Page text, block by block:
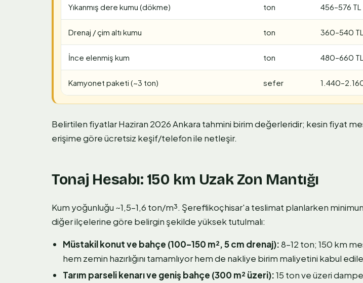
Yıkanmış dere kumu (dökme) ton 456–576 TL
Drenaj / çim altı kumu ton 360–540 TL
İnce elenmiş kum ton 480–660 TL
Kamyonet paketi (~3 ton) sefer
Belirtilen fiyatlar Haziran 2026 Ankara tahmini birim değerleridir; kesin fiyat
erişime göre ücretsiz keşif/telefon ile netleşir.
Tonaj Hesabı: 150 km Uzak Zon Mantığı
Kum yoğunluğu ~1,5–1,6 ton/m³. Şereflikoçhisar'a teslimat planlarken
diğer ilçelerine göre belirgin şekilde yüksek tutulmalı:
Müstakil konut ve bahçe (100–150 m², 5 cm drenaj):8–12 ton; 150 km
hem zemin hazırlığını tamamlıyor hem de nakliye birim maliyetini kabul
Tarım parseli kenarı ve geniş bahçe (300 m² üzeri):15 ton ve üzeri